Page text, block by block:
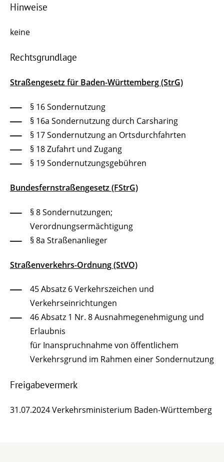
Hinweise
keine
Rechtsgrundlage
Straßengesetz für Baden-Württemberg (StrG)
§ 16 Sondernutzung
§ 16a Sondernutzung durch Carsharing
§ 17 Sondernutzung an Ortsdurchfahrten
§ 18 Zufahrt und Zugang
§ 19 Sondernutzungsgebühren
Bundesfernstraßengesetz (FStrG)
§ 8 Sondernutzungen;
Verordnungsermächtigung
§ 8a Straßenanlieger
Straßenverkehrs-Ordnung (StVO)
45 Absatz 6 Verkehrszeichen und
Verkehrseinrichtungen
46 Absatz 1 Nr. 8 Ausnahmegenehmigung und
Erlaubnis
für Inanspruchnahme von öffentlichem
Verkehrsgrund im Rahmen einer Sondernutzung
Freigabevermerk
31.07.2024 Verkehrsministerium Baden-Württemberg